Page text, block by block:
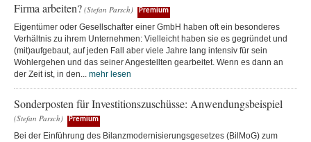
Firma arbeiten? (Stefan Parsch) Premium
Eigentümer oder Gesellschafter einer GmbH haben oft ein besonderes
Verhältnis zu ihrem Unternehmen: Vielleicht haben sie es gegründet und
(mit)aufgebaut, auf jeden Fall aber viele Jahre lang intensiv für sein
Wohlergehen und das seiner Angestellten gearbeitet. Wenn es dann an
der Zeit ist, in den... mehr lesen
Sonderposten für Investitionszuschüsse: Anwendungsbeispiel
(Stefan Parsch) Premium
Bei der Einführung des Bilanzmodernisierungsgesetzes (BilMoG) zum